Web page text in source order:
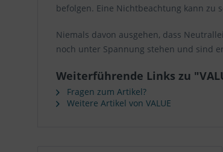
befolgen. Eine Nichtbeachtung kann zu
Niemals davon ausgehen, dass
noch unter Spannung stehen und sind
Weiterführende Links zu
Fragen zum Artikel?
Weitere Artikel von VALUE